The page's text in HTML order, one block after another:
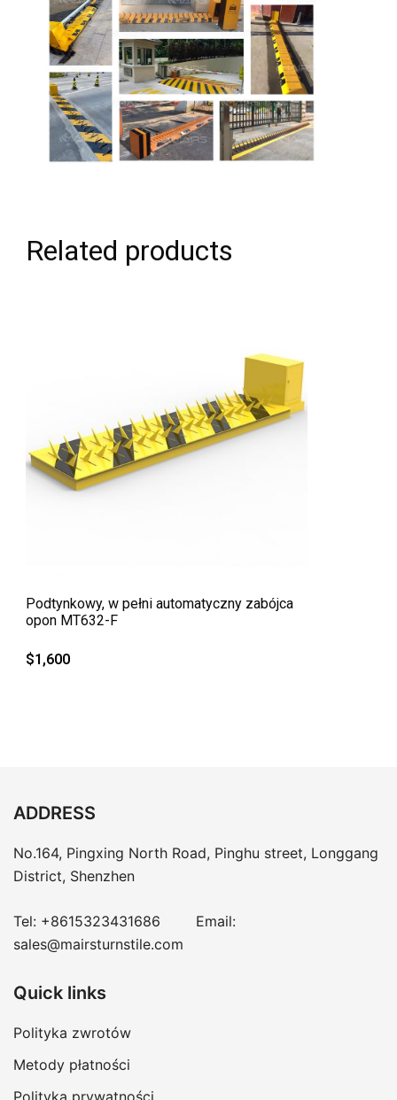
Related products
Podtynkowy, w pełni automatyczny zabójca
opon MT632-F
$1,600
ADDRESS
No.164, Pingxing North Road, Pinghu street, Longgang
District, Shenzhen
Tel: +8615323431686 Email:
sales@mairsturnstile.com
Quick links
Polityka zwrotów
Metody płatności